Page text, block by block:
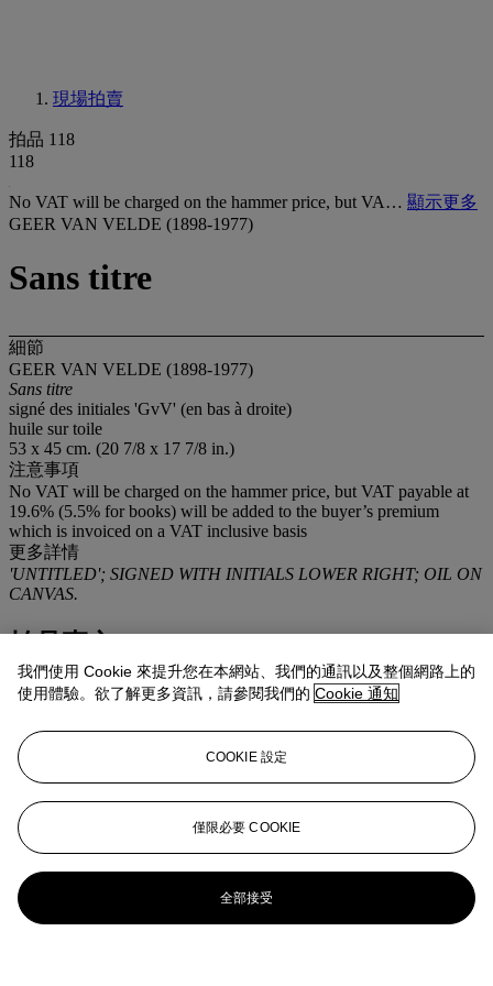
現場拍賣
拍品 118
118
No VAT will be charged on the hammer price, but VA… 顯示更多
GEER VAN VELDE (1898-1977)
Sans titre
細節
GEER VAN VELDE (1898-1977)
Sans titre
signé des initiales 'GvV' (en bas à droite)
huile sur toile
53 x 45 cm. (20 7/8 x 17 7/8 in.)
注意事項
No VAT will be charged on the hammer price, but VAT payable at
19.6% (5.5% for books) will be added to the buyer’s premium
which is invoiced on a VAT inclusive basis
更多詳情
'UNTITLED'; SIGNED WITH INITIALS LOWER RIGHT; OIL ON
CANVAS.
拍品專文
L'authenticité de cette oeuvre a été confirmée par Monsieur Piet
我們使用 Cookie 來提升您在本網站、我們的通訊以及整個網路上的
使用體驗。欲了解更多資訊，請參閱我們的 Cookie 通知
COOKIE 設定
僅限必要 COOKIE
全部接受